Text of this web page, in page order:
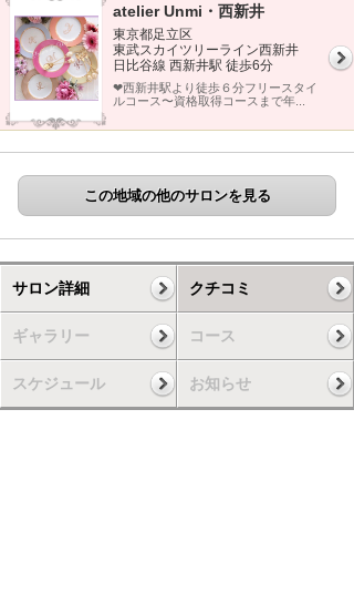
atelier Unmi・西新井
東京都足立区
東武スカイツリーライン西新井
日比谷線 西新井駅 徒歩6分
❤︎西新井駅より徒歩６分フリースタイ
ルコース〜資格取得コースまで年...
この地域の他のサロンを見る
サロン詳細 クチコミ
ギャラリー コース
スケジュール お知らせ